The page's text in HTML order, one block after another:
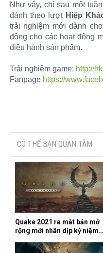
Như vậy, chỉ sau một
đánh theo lượt Hiệp
trải nghiệm mới dành
động cho các hoạt động
điều hành sản phẩm.
Trải nghiệm game: http://
Fanpage https://
CÓ THỂ BẠN QUAN TÂM
Quake 2021 ra mắt bản mở
rộng mới nhân dịp kỷ niệm
the Machine